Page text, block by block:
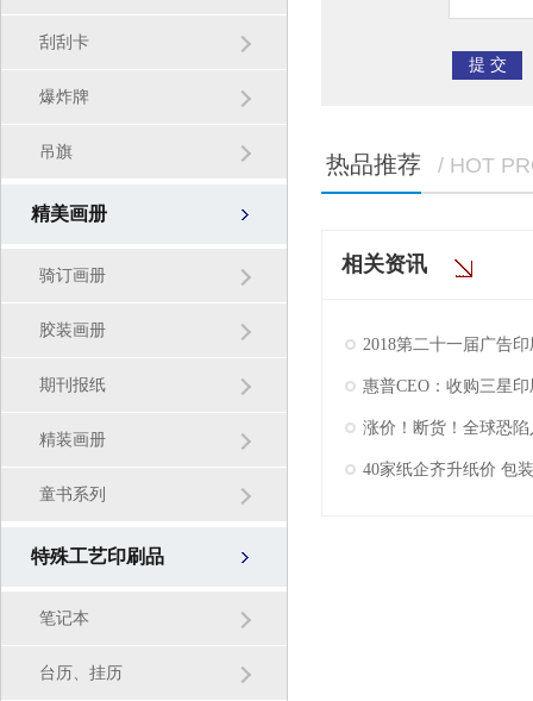
刮刮卡
爆炸牌
吊旗
精美画册
骑订画册
胶装画册
期刊报纸
精装画册
童书系列
特殊工艺印刷品
笔记本
台历、挂历
热品推荐 / HOT
相关资讯
2018第二十一届广告
涨价！断货！全球恐
40家纸企齐升纸价 包